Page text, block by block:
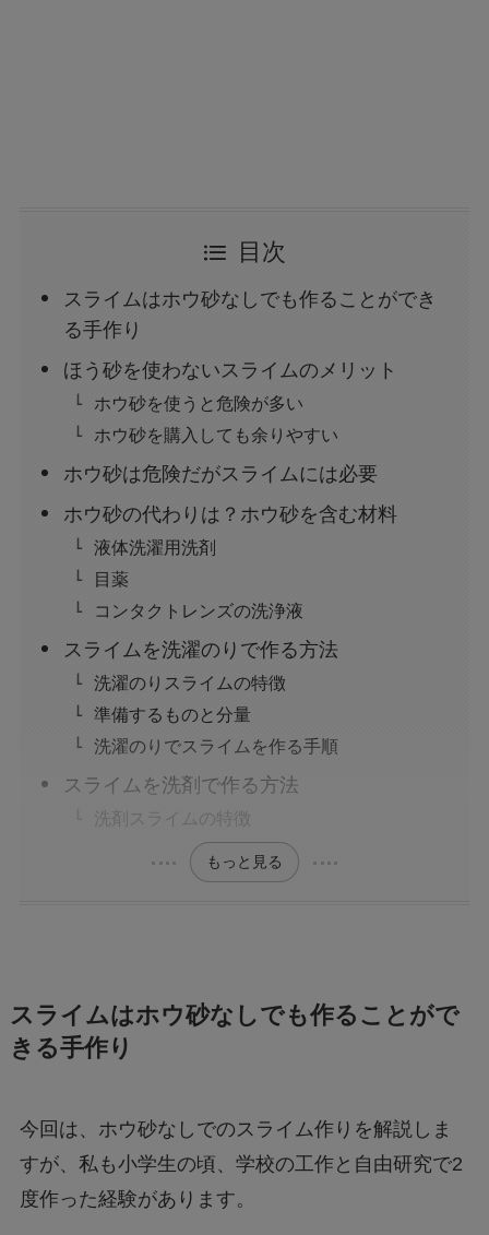
目次
スライムはホウ砂なしでも作ることができ
る手作り
ほう砂を使わないスライムのメリット
ホウ砂を使うと危険が多い
ホウ砂を購入しても余りやすい
ホウ砂は危険だがスライムには必要
ホウ砂の代わりは？ホウ砂を含む材料
液体洗濯用洗剤
目薬
コンタクトレンズの洗浄液
スライムを洗濯のりで作る方法
洗濯のりスライムの特徴
準備するものと分量
洗濯のりでスライムを作る手順
スライムを洗剤で作る方法
洗剤スライムの特徴
もっと見る
スライムはホウ砂なしでも作ることがで
きる手作り
今回は、ホウ砂なしでのスライム作りを解説しま
すが、私も小学生の頃、学校の工作と自由研究で2
度作った経験があります。